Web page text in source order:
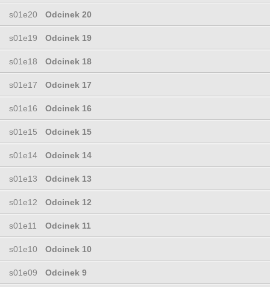
s01e20 Odcinek 20
s01e19 Odcinek 19
s01e18 Odcinek 18
s01e17 Odcinek 17
s01e16 Odcinek 16
s01e15 Odcinek 15
s01e14 Odcinek 14
s01e13 Odcinek 13
s01e12 Odcinek 12
s01e11 Odcinek 11
s01e10 Odcinek 10
s01e09 Odcinek 9